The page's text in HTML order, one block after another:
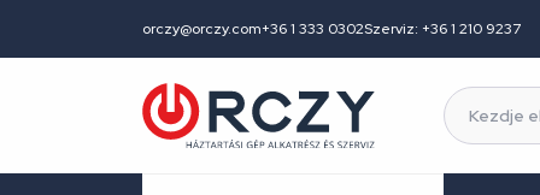
orczy@orczy.com+36 1 333 0302Szerviz: +36 1 210 9237